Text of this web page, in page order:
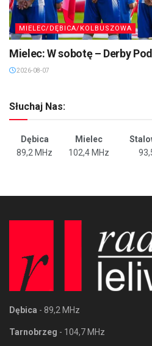
MIELEC/DĘBICA/KOLBUSZOWA
Mielec: W sobotę – Derby
2026-08-07
Słuchaj Nas:
Dębica Mielec
89,2 MHz
102,4 MHz
Dębica - 89,2 MHz
Tarnobrzeg - 104,7 MHz